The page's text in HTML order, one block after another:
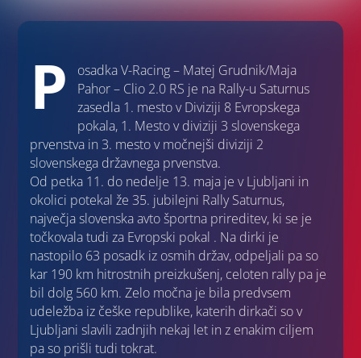
P
osadka V-Racing – Matej Grudnik/Maja
Pahor – Clio 2.0 RS je na Rally-u Saturnus
zasedla 1. mesto v Diviziji 8 Evropskega
pokala, 1. Mesto v diviziji 3 slovenskega
prvenstva in 3. mesto v močnejši diviziji 2
slovenskega državnega prvenstva.
Od petka 11. do nedelje 13. maja je v Ljubljani in
okolici potekal že 35. jubilejni Rally Saturnus,
največja slovenska avto športna prireditev, ki se je
točkovala tudi za Evropski pokal . Na dirki je
nastopilo 63 posadk iz osmih držav, odpeljali pa so
kar 190 km hitrostnih preizkušenj, celoten rally pa je
bil dolg 560 km. Zelo močna je bila predvsem
udeležba iz češke republike, katerih dirkači so v
Ljubljani slavili zadnjih nekaj let in z enakim ciljem
pa so prišli tudi tokrat.